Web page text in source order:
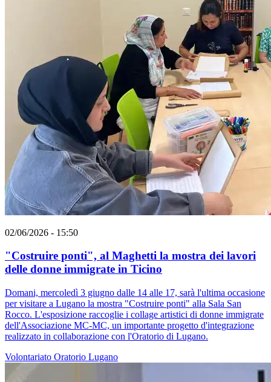
02/06/2026 - 15:50
"Costruire ponti", al Maghetti la mostra dei lavori
delle donne immigrate in Ticino
Domani, mercoledì 3 giugno dalle 14 alle 17, sarà l'ultima occasione
per visitare a Lugano la mostra "Costruire ponti" alla Sala San
Rocco. L'esposizione raccoglie i collage artistici di donne immigrate
dell'Associazione MC-MC, un importante progetto d'integrazione
realizzato in collaborazione con l'Oratorio di Lugano.
Volontariato Oratorio Lugano